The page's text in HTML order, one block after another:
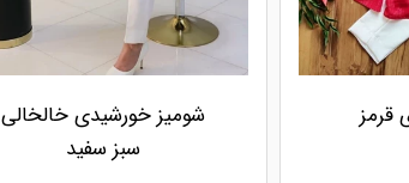
قرمز
شومیز خورشیدی خالخالی
سبز سفید